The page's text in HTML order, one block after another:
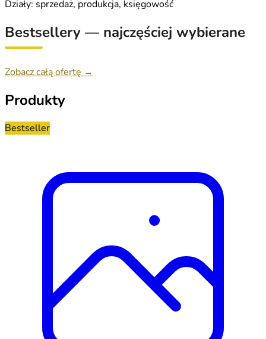
Działy: sprzedaż, produkcja, księgowość
Bestsellery — najczęściej wybierane
Zobacz całą ofertę →
Produkty
Bestseller